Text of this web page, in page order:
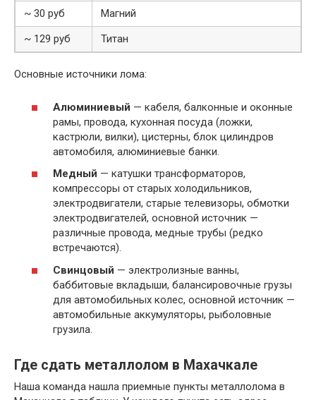
~ 30 руб
Магний
~ 129 руб
Титан
Основные источники лома:
Алюминиевый — кабеля, балконные и оконные
рамы, провода, кухонная посуда (ложки,
кастрюли, вилки), цистерны, блок цилиндров
автомобиля, алюминиевые банки.
Медный — катушки трансформаторов,
компрессоры от старых холодильников,
электродвигатели, старые телевизоры, обмотки
электродвигателей, основной источник —
различные провода, медные трубы (редко
встречаются).
Свинцовый — электролизные ванны,
баббитовые вкладыши, балансировочные грузы
для автомобильных колес, основной источник —
автомобильные аккумуляторы, рыболовные
грузила.
Где сдать металлолом в Махачкале
Наша команда нашла приемные пункты металлолома в